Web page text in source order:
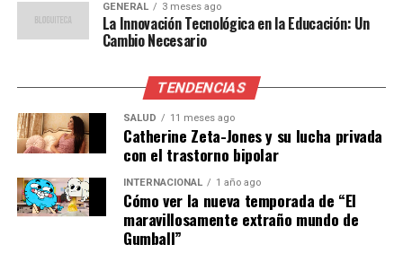
Colaboraciones Estratégicas y
Desafíos
Las colaboraciones entre empresas tecnológicas y
energéticas están en aumento. Estas alianzas
estratégicas son cruciales para el desarrollo de
soluciones innovadoras que puedan ser implementadas
a gran escala. Sin embargo, el camino hacia la
transformación energética no está exento de desafíos.
GENERAL 3 meses ago
La Innovación Tecnológica en la Educación: Un
Cambio Necesario
TENDENCIAS
SALUD 11 meses ago
Catherine Zeta-Jones y su lucha privada
con el trastorno bipolar
INTERNACIONAL 1 año ago
Cómo ver la nueva temporada de “El
maravillosamente extraño mundo de
Gumball”